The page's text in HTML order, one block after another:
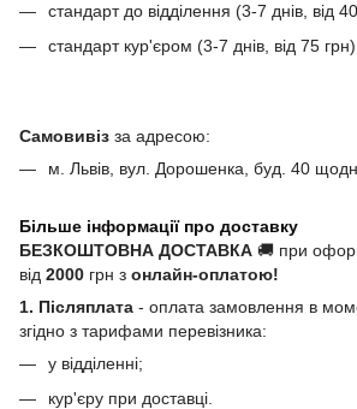
стандарт до відділення (3-7 днів, від
стандарт кур'єром (3-7 днів, від 75 грн)
Самовивіз за адресою:
м. Львів, вул. Дорошенка, буд. 40
Більше інформації про доставку
БЕЗКОШТОВНА ДОСТАВКА 🚚 при
від 2000 грн з онлайн-оплатою!
1. Післяплата - оплата замовлення в
згідно з тарифами перевізника:
у відділенні;
кур'єру при доставці.